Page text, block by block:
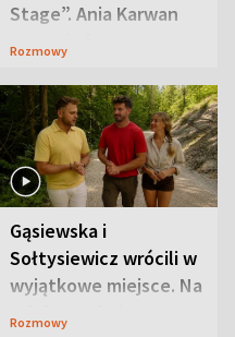
Stage”. Ania Karwan
zapowiada
Rozmowy
Gąsiewska i
Sołtysiewicz wrócili w
wyjątkowe miejsce. Na
szlaku czekał
Rozmowy